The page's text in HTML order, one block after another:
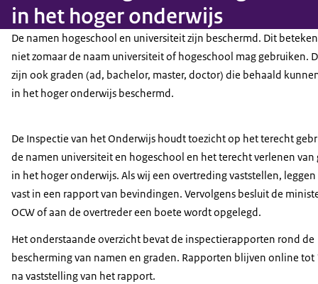
in het hoger onderwijs
De namen hogeschool en universiteit zijn beschermd. Dit
niet zomaar de naam universiteit of hogeschool mag gebruiken.
zijn ook graden (ad, bachelor, master, doctor) die behaald
in het hoger onderwijs beschermd.
De Inspectie van het Onderwijs houdt toezicht op het terecht
de namen universiteit en hogeschool en het terecht verlenen van
in het hoger onderwijs. Als wij een overtreding vaststellen,
vast in een rapport van bevindingen. Vervolgens besluit de
OCW of aan de overtreder een boete wordt opgelegd.
Het onderstaande overzicht bevat de inspectierapporten rond de
bescherming van namen en graden. Rapporten blijven online tot
na vaststelling van het rapport.